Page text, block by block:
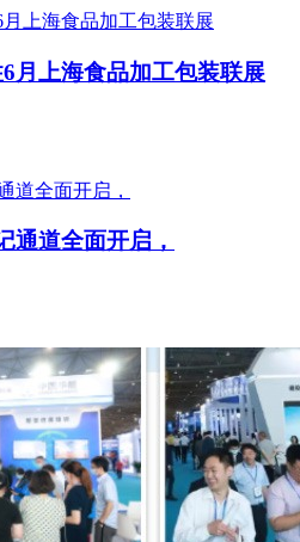
月上海食品加工包装联展
通道全面开启，